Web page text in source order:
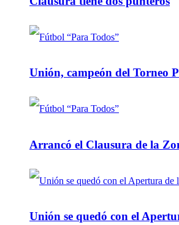
Unión, campeón del Torneo
Arrancó el Clausura de la
Unión se quedó con el